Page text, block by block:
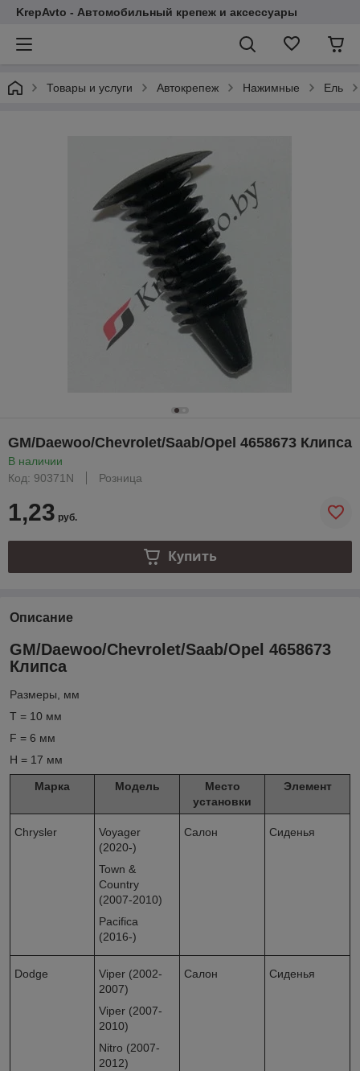
KrepAvto - Автомобильный крепеж и аксессуары
Товары и услуги Автокрепеж Нажимные Ель
GM/Daewoo/Chevrolet/Saab/Opel 4658673 Клипса
В наличии
Код: 90371N
Розница
1,23 руб.
Купить
Описание
GM/Daewoo/Chevrolet/Saab/Opel 4658673
Клипса
Размеры, мм
T = 10 мм
F = 6 мм
H = 17 мм
Марка Модель
Место
установки
Элемент
Chrysler
Voyager
(2020-)
Town &
Country
(2007-2010)
Pacifica
(2016-)
Салон Сиденья
Dodge
Viper (2002-
2007)
Viper (2007-
2010)
Nitro (2007-
2012)
Салон Сиденья